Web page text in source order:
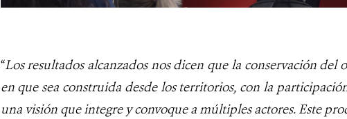
“Los resultados alcanzados nos dicen que la conservación del
en que sea construida desde los territorios, con la
una visión que integre y convoque a múltiples actores. Este